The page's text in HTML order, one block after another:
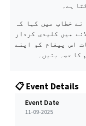
ہے۔
خطاب میں کہا کہ
میں کلیدی کردار
اس پیغام کو اپنے
کا حصہ بنیں۔
📋 Event Details
Event Date
11-09-2025